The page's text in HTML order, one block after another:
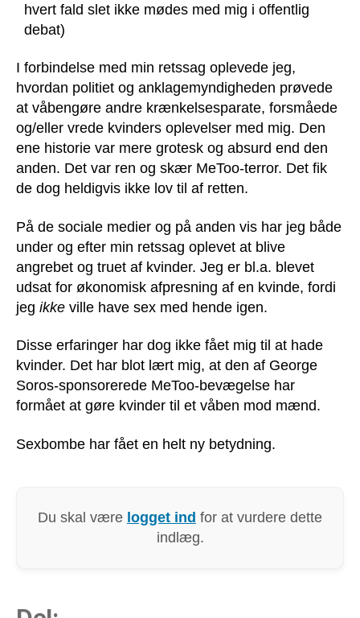
hvert fald slet ikke mødes med mig i offentlig
debat)
I forbindelse med min retssag oplevede jeg,
hvordan politiet og anklagemyndigheden prøvede
at våbengøre andre krænkelsesparate, forsmåede
og/eller vrede kvinders oplevelser med mig. Den
ene historie var mere grotesk og absurd end den
anden. Det var ren og skær MeToo-terror. Det fik
de dog heldigvis ikke lov til af retten.
På de sociale medier og på anden vis har jeg både
under og efter min retssag oplevet at blive
angrebet og truet af kvinder. Jeg er bl.a. blevet
udsat for økonomisk afpresning af en kvinde, fordi
jeg ikke ville have sex med hende igen.
Disse erfaringer har dog ikke fået mig til at hade
kvinder. Det har blot lært mig, at den af George
Soros-sponsorerede MeToo-bevægelse har
formået at gøre kvinder til et våben mod mænd.
Sexbombe har fået en helt ny betydning.
Du skal være logget ind for at vurdere dette
indlæg.